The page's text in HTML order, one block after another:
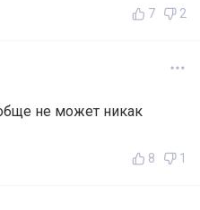
7 2
не может никак
8 1